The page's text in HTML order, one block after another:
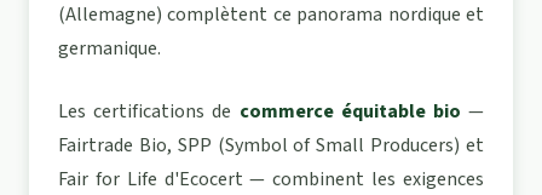
(Allemagne) complètent ce panorama nordique et
germanique.
Les certifications de commerce équitable bio —
Fairtrade Bio, SPP (Symbol of Small Producers) et
Fair for Life d'Ecocert — combinent les exigences